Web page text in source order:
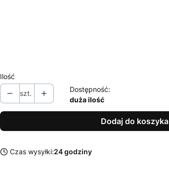
Ilość
szt.
Dostępność:
duża ilość
Dodaj do koszyka
Czas wysyłki:24 godziny